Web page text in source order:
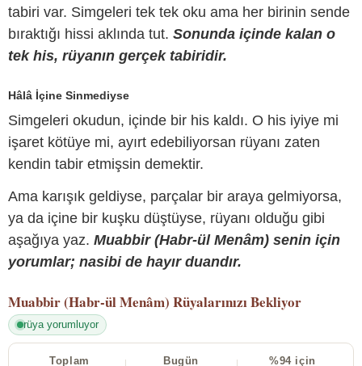
tabiri var. Simgeleri tek tek oku ama her birinin sende
bıraktığı hissi aklında tut. Sonunda içinde kalan o
tek his, rüyanın gerçek tabiridir.
Hâlâ İçine Sinmediyse
Simgeleri okudun, içinde bir his kaldı. O his iyiye mi
işaret kötüye mi, ayırt edebiliyorsan rüyanı zaten
kendin tabir etmişsin demektir.
Ama karışık geldiyse, parçalar bir araya gelmiyorsa,
ya da içine bir kuşku düştüyse, rüyanı olduğu gibi
aşağıya yaz. Muabbir (Habr-ül Menâm) senin için
yorumlar; nasibi de hayır duandır.
Muabbir (Habr-ül Menâm) Rüyalarınızı Bekliyor
rüya yorumluyor
Toplam Bugün %94 için